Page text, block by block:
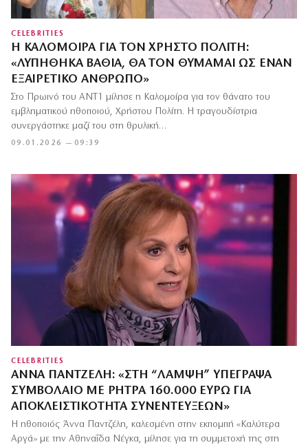
CELEBRITIES
Η ΚΑΛΟΜΟΊΡΑ ΓΙΑ ΤΟΝ ΧΡΉΣΤΟ ΠΟΛΊΤΗ:
«ΛΥΠΉΘΗΚΑ ΒΑΘΙΆ, ΘΑ ΤΟΝ ΘΥΜΆΜΑΙ ΩΣ ΈΝΑΝ
ΕΞΑΙΡΕΤΙΚΌ ΆΝΘΡΩΠΟ»
09.01.2026 — 09:39
Στο Πρωινό του ΑΝΤ1 μίλησε η Καλομοίρα για τον θάνατο του
εμβληματικού ηθοποιού, Χρήστου Πολίτη. Η τραγουδίστρια
συνεργάστηκε μαζί του στη θρυλική…
CELEBRITIES
ΆΝΝΑ ΠΑΝΤΖΈΛΗ: «ΣΤΗ “ΛΆΜΨΗ” ΥΠΈΓΡΑΨΑ
ΣΥΜΒΌΛΑΙΟ ΜΕ ΡΉΤΡΑ 160.000 ΕΥΡΏ ΓΙΑ
ΑΠΟΚΛΕΙΣΤΙΚΌΤΗΤΑ ΣΥΝΕΝΤΕΎΞΕΩΝ»
Η ηθοποιός Άννα Παντζέλη, καλεσμένη στην εκπομπή «Καλύτερα
Αργά» με την Αθηναΐδα Νέγκα, μίλησε για τη συμμετοχή της στη